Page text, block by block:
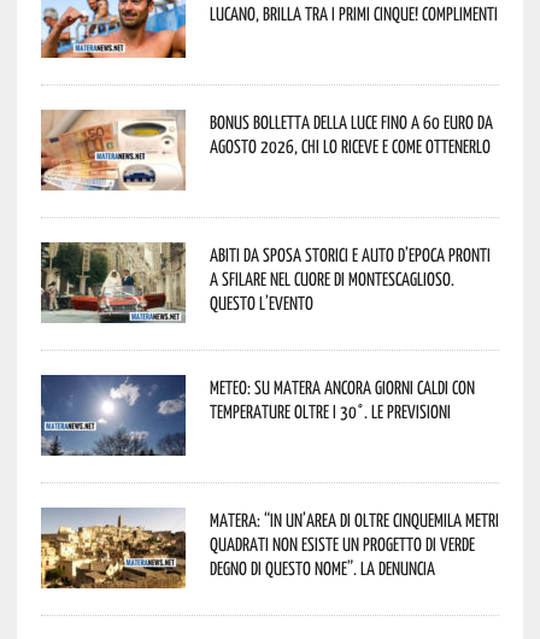
lucano, brilla tra i primi cinque! Complimenti
Bonus bolletta della luce fino a 60 euro da
agosto 2026, chi lo riceve e come ottenerlo
Abiti da sposa storici e auto d’epoca pronti
a sfilare nel cuore di Montescaglioso.
Questo l’evento
Meteo: su Matera ancora giorni caldi con
temperature oltre i 30°. Le previsioni
Matera: “In un’area di oltre cinquemila metri
quadrati non esiste un progetto di verde
degno di questo nome”. La denuncia